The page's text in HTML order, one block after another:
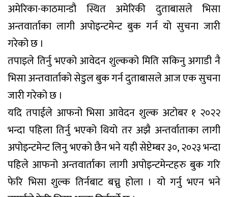
अमेरिका-काठमान्डौ स्थित अमेरिकी दुताबासले भिसा
अन्तवार्ताका लागी अपोइन्टमेन्ट बुक गर्न यो सुचना जारी
गरेको छ ।
तपाइले तिर्नु भएको आवेदन शुल्कको मिति सकिनु अगाडी नै
भिसा अन्तवार्ताको सेडुल बुक गर्न दुताबासले आज एक सुचना
जारी गरेको छ ।
यदि तपाईले आफनो भिसा आवेदन शुल्क अटोबर १ २०२२
भन्दा पहिला तिर्नु भएको थियो तर अझै अन्तर्वाताका लागी
अपोइन्टमेन्ट लिनु भएको छैन भने यही सेप्टेम्बर ३०, २०२३ भन्दा
पहिले आफनो अन्तवार्ताका लागी अपोइन्टमेन्टहरु बुक गरि
फेरि भिसा शुल्क तिर्नबाट बच्नु होला । यो गर्नु भएन भने